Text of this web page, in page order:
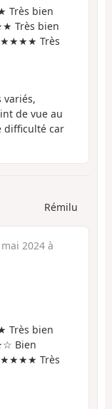
bien
Très bien
Très
variés,
de vue au
difficulté car
Rémilu
2024 à
bien
Bien
Très